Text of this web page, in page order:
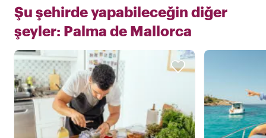
Şu şehirde yapabileceğin diğer
şeyler: Palma de Mallorca